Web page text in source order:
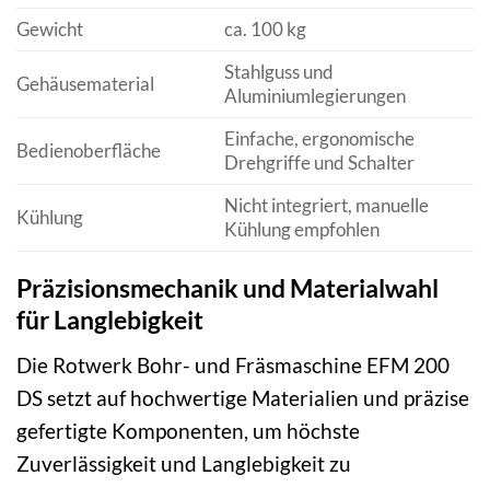
Gewicht
ca. 100 kg
Gehäusematerial
Stahlguss und
Aluminiumlegierungen
Bedienoberfläche
Einfache, ergonomische
Drehgriffe und Schalter
Kühlung
Nicht integriert, manuelle
Kühlung empfohlen
Präzisionsmechanik und Materialwahl
für Langlebigkeit
Die Rotwerk Bohr- und Fräsmaschine EFM 200
DS setzt auf hochwertige Materialien und präzise
gefertigte Komponenten, um höchste
Zuverlässigkeit und Langlebigkeit zu